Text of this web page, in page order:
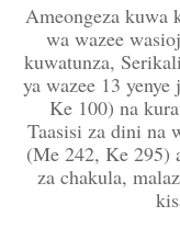
Ameongeza kuwa
wa wazee
kuwatunza,
ya wazee 13
Ke 100) na
Taasisi za dini na
(Me 242, Ke 295)
za chakula,